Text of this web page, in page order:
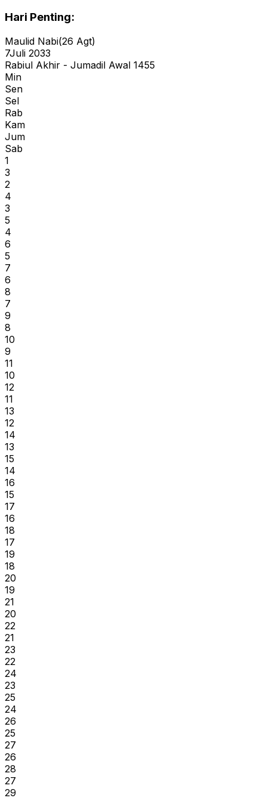
Hari Penting:
Maulid Nabi(26 Agt)
7Juli 2033
Rabiul Akhir - Jumadil Awal 1455
Min
Sen
Sel
Rab
Kam
Jum
Sab
1
3
2
4
3
5
4
6
5
7
6
8
7
9
8
10
9
11
10
12
11
13
12
14
13
15
14
16
15
17
16
18
17
19
18
20
19
21
20
22
21
23
22
24
23
25
24
26
25
27
26
28
27
29